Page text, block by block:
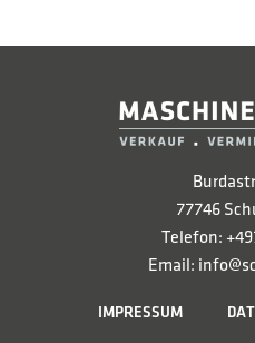
77746
Telefon:
Email:
IMPRESSUM